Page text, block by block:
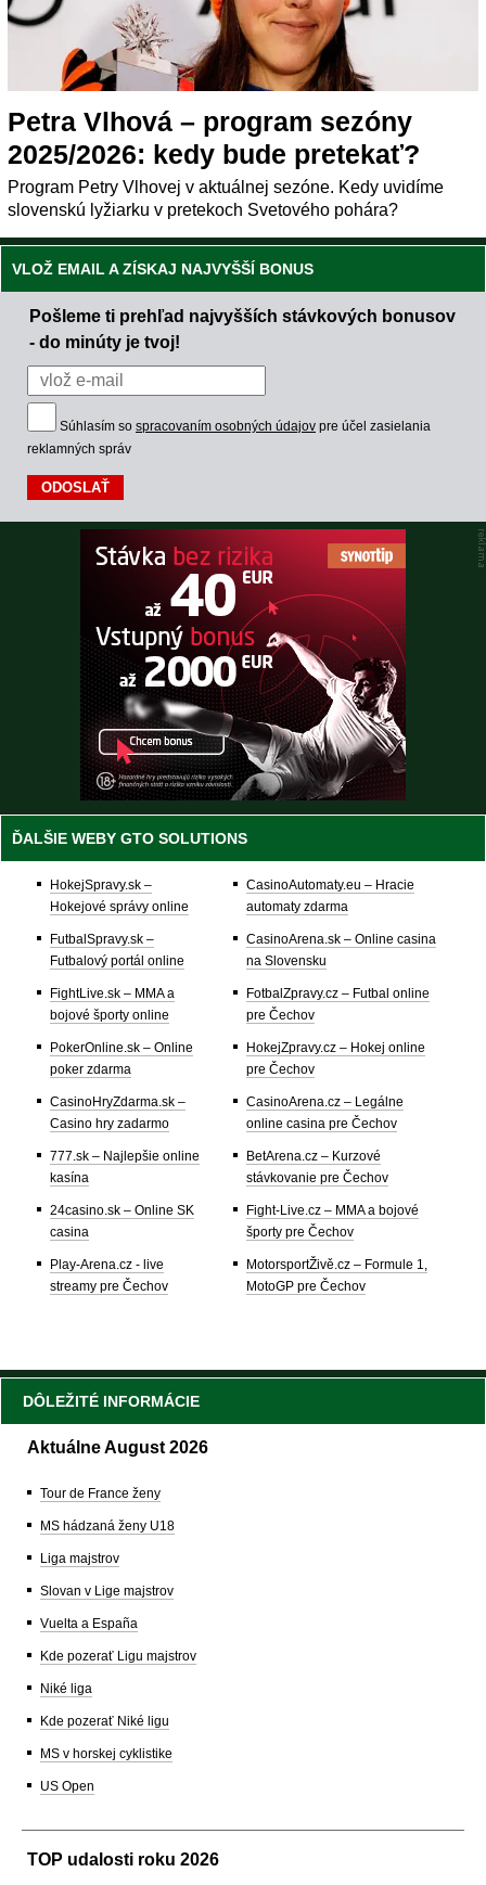
Petra Vlhová – program sezóny
2025/2026: kedy bude pretekať?
Program Petry Vlhovej v aktuálnej sezóne. Kedy uvidíme
slovenskú lyžiarku v pretekoch Svetového pohára?
VLOŽ EMAIL A ZÍSKAJ NAJVYŠŠÍ BONUS
Pošleme ti prehľad najvyšších stávkových bonusov
- do minúty je tvoj!
Súhlasím so spracovaním osobných údajov pre účel zasielania
reklamných správ
ĎALŠIE WEBY GTO SOLUTIONS
HokejSpravy.sk –
Hokejové správy online
FutbalSpravy.sk –
Futbalový portál online
FightLive.sk – MMA a
bojové športy online
PokerOnline.sk – Online
poker zdarma
CasinoHryZdarma.sk –
Casino hry zadarmo
777.sk – Najlepšie online
kasína
24casino.sk – Online SK
casina
Play-Arena.cz - live
streamy pre Čechov
CasinoAutomaty.eu – Hracie
automaty zdarma
CasinoArena.sk – Online casina
na Slovensku
FotbalZpravy.cz – Futbal online
pre Čechov
HokejZpravy.cz – Hokej online
pre Čechov
CasinoArena.cz – Legálne
online casina pre Čechov
BetArena.cz – Kurzové
stávkovanie pre Čechov
Fight-Live.cz – MMA a bojové
športy pre Čechov
MotorsportŽivě.cz – Formule 1,
MotoGP pre Čechov
DÔLEŽITÉ INFORMÁCIE
Aktuálne August 2026
Tour de France ženy
MS hádzaná ženy U18
Liga majstrov
Slovan v Lige majstrov
Vuelta a España
Kde pozerať Ligu majstrov
Niké liga
Kde pozerať Niké ligu
MS v horskej cyklistike
US Open
TOP udalosti roku 2026